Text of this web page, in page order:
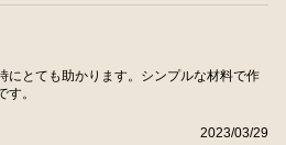
にとても助かります。シンプルな材料で作
。
2023/03/29